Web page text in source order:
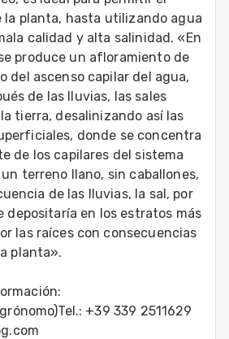
la planta, hasta utilizando agua
calidad y alta salinidad. «En
produce un afloramiento de
del ascenso capilar del agua,
de las lluvias, las sales
tierra, desalinizando así las
donde se concentra
de los capilares del sistema
terreno llano, sin caballones,
de las lluvias, la sal, por
depositaría en los estratos más
las raíces con consecuencias
planta».
+39 339 2511629